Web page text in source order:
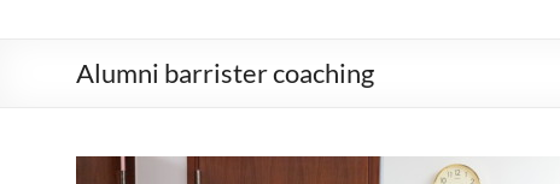
Alumni barrister coaching